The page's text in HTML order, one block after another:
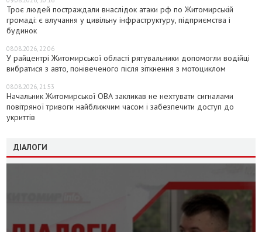
Троє людей постраждали внаслідок атаки рф по Житомирській
громаді: є влучання у цивільну інфраструктуру, підприємства і
будинок
08.08.2026, 22:06
У райцентрі Житомирської області рятувальники допомогли водійці
вибратися з авто, понівеченого після зіткнення з мотоциклом
08.08.2026, 21:53
Начальник Житомирської ОВА закликав не нехтувати сигналами
повітряної тривоги найближчим часом і забезпечити доступ до
укриттів
ДІАЛОГИ